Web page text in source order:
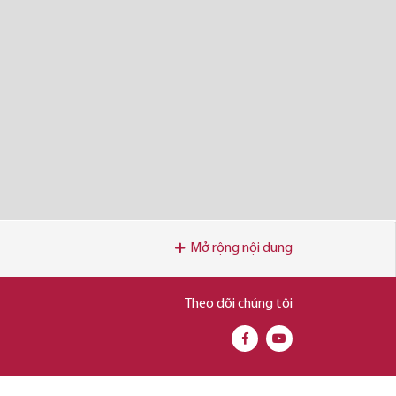
Mở rộng nội dung
Theo dõi chúng tôi